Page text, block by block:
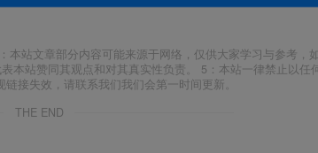
站文章部分内容可能来源于网络，仅供大家学习与参考，
本站赞同其观点和对其真实性负责。 5：本站一律禁止以任
接失效，请联系我们我们会第一时间更新。
THE END